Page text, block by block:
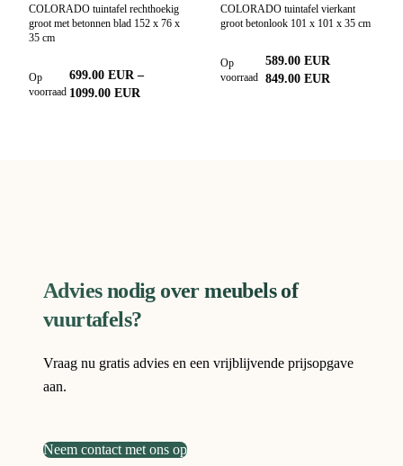
COLORADO tuintafel rechthoekig
groot met betonnen blad 152 x 76 x
35 cm
Op
voorraad
699.00 EUR –
1099.00 EUR
COLORADO tuintafel vierkant
groot betonlook 101 x 101 x 35 cm
Op
voorraad
589.00 EUR
849.00 EUR
Advies nodig over meubels of
vuurtafels?
Vraag nu gratis advies en een vrijblijvende prijsopgave
aan.
Neem contact met ons op